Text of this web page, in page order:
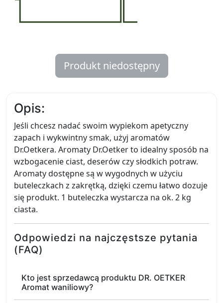
Produkt niedostępny
Opis:
Jeśli chcesz nadać swoim wypiekom apetyczny
zapach i wykwintny smak, użyj aromatów
Dr.Oetkera. Aromaty Dr.Oetker to idealny sposób na
wzbogacenie ciast, deserów czy słodkich potraw.
Aromaty dostępne są w wygodnych w użyciu
buteleczkach z zakrętką, dzięki czemu łatwo dozuje
się produkt. 1 buteleczka wystarcza na ok. 2 kg
ciasta.
Odpowiedzi na najczęstsze pytania
(FAQ)
Kto jest sprzedawcą produktu DR. OETKER
Aromat waniliowy?